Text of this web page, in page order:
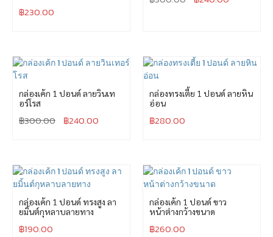
฿230.00
กล่องเค้ก 1 ปอนด์ ลายวินเท
อร์โรส
฿300.00 ฿240.00
กล่องทรงเตี้ย 1 ปอนด์ ลายหิน
อ่อน
฿280.00
กล่องเค้ก 1 ปอนด์ ทรงสูง ลา
ยมิ้นต์กุหลาบลายทาง
฿190.00
กล่องเค้ก 1 ปอนด์ ขาว
หน้าต่างกว้างขนาด
฿260.00